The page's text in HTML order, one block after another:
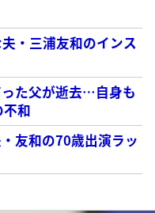
・三浦友和のインス
た父が逝去…自身も
和
友和の70歳出演ラッ